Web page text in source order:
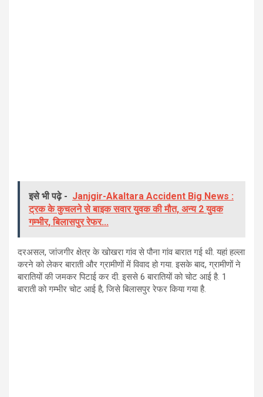
इसे भी पढ़े - Janjgir-Akaltara Accident Big News :
ट्रक के कुचलने से बाइक सवार युवक की मौत, अन्य 2 युवक
गम्भीर, बिलासपुर रेफर...
दरअसल, जांजगीर क्षेत्र के खोखरा गांव से पौना गांव बारात गई थी. यहां हल्ला
करने को लेकर बाराती और ग्रामीणों में विवाद हो गया. इसके बाद, ग्रामीणों ने
बारातियों की जमकर पिटाई कर दी. इससे 6 बारातियों को चोट आई है. 1
बाराती को गम्भीर चोट आई है, जिसे बिलासपुर रेफर किया गया है.